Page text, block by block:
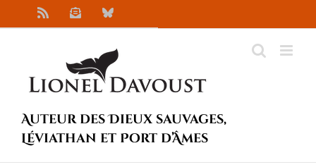
au
NewsletterBluesky
Auteur des Dieux sauvages,
Léviathan et Port d’Âmes